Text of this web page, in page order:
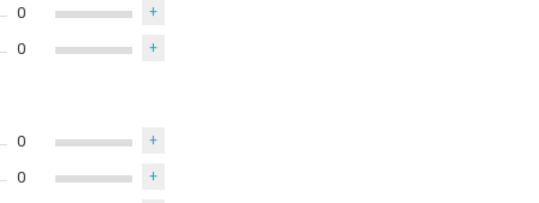
0 +
0 +
0 +
0 +